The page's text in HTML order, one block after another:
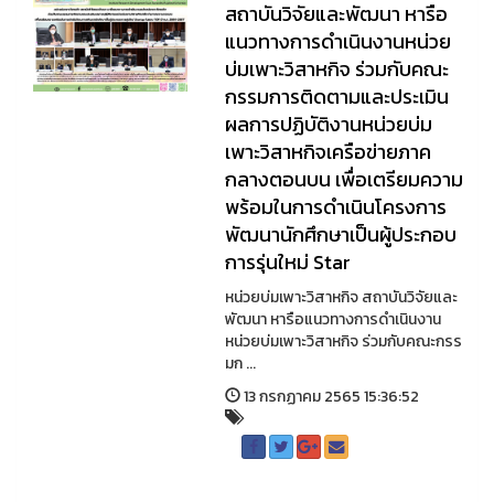
สถาบันวิจัยและพัฒนา หารือ
แนวทางการดำเนินงานหน่วย
บ่มเพาะวิสาหกิจ ร่วมกับคณะ
กรรมการติดตามและประเมิน
ผลการปฏิบัติงานหน่วยบ่ม
เพาะวิสาหกิจเครือข่ายภาค
กลางตอนบน เพื่อเตรียมความ
พร้อมในการดำเนินโครงการ
พัฒนานักศึกษาเป็นผู้ประกอบ
การรุ่นใหม่ Star
หน่วยบ่มเพาะวิสาหกิจ สถาบันวิจัยและ
พัฒนา หารือแนวทางการดำเนินงาน
หน่วยบ่มเพาะวิสาหกิจ ร่วมกับคณะกรร
มก ...
13 กรกฏาคม 2565 15:36:52